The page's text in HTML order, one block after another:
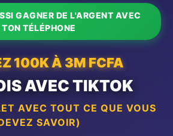
GAGNER DE L'ARGENT AVEC
TON TÉLÉPHONE
100K À 3M FCFA
AVEC TIKTOK
AVEC TOUT CE QUE VOUS
SAVOIR)